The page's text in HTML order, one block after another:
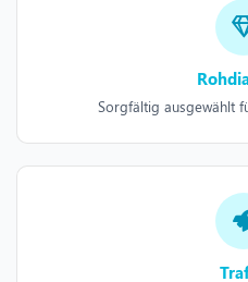
Sorgfältig ausgewählt